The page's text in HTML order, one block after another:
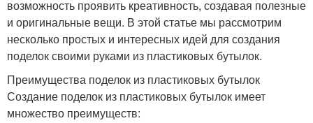
возможность проявить креативность, создавая полезные
и оригинальные вещи. В этой статье мы рассмотрим
несколько простых и интересных идей для создания
поделок своими руками из пластиковых бутылок.
Преимущества поделок из пластиковых бутылок
Создание поделок из пластиковых бутылок имеет
множество преимуществ: